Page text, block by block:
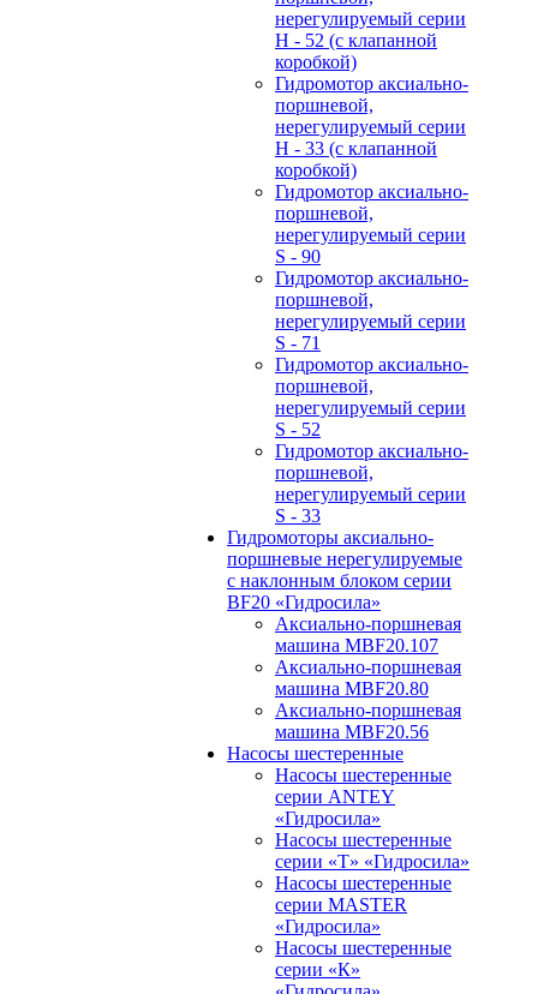
нерегулируемый cерии
H - 52 (с клапанной
коробкой)
Гидромотор аксиально-
поршневой,
нерегулируемый cерии
H - 33 (с клапанной
коробкой)
Гидромотор аксиально-
поршневой,
нерегулируемый cерии
S - 90
Гидромотор аксиально-
поршневой,
нерегулируемый cерии
S - 71
Гидромотор аксиально-
поршневой,
нерегулируемый cерии
S - 52
Гидромотор аксиально-
поршневой,
нерегулируемый cерии
S - 33
Гидромоторы аксиально-
поршневые нерегулируемые
с наклонным блоком серии
BF20 «Гидросила»
Аксиально-поршневая
машина MBF20.107
Аксиально-поршневая
машина MBF20.80
Аксиально-поршневая
машина MBF20.56
Насосы шестеренные
Насосы шестеренные
серии ANTEY
«Гидросила»
Насосы шестеренные
серии «Т» «Гидросила»
Насосы шестеренные
серии MASTER
«Гидросила»
Насосы шестеренные
серии «К»